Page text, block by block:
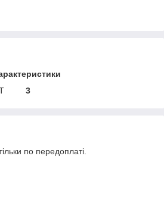
3
по передоплаті.